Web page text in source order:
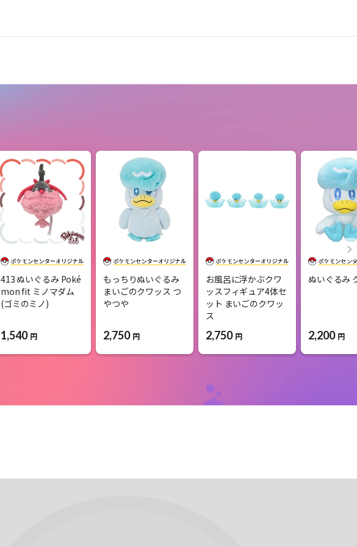
413 ぬいぐるみ Poké
mon fit ミノマダム
(ゴミのミノ)
1,540 円
もっちりぬいぐるみ
まいごのクワッス つ
やつや
2,750 円
お風呂に浮かぶクワ
ッスフィギュア4体セ
ット まいごのクワッ
ス
2,750 円
ぬいぐるみ
2,200 円